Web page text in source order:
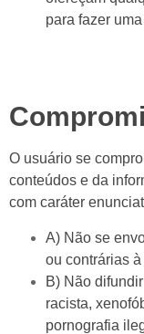
para fazer
O usuário se
conteúdos e da
com caráter
A) Não se
ou contrárias
B) Não
racista,
pornografia